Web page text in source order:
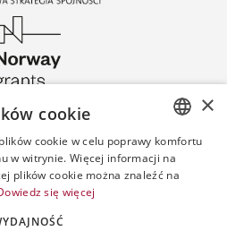
ENGLISH
×
cookie
cookie w celu poprawy komfortu
w witrynie. Więcej informacji na
plików cookie można znaleźć na
się więcej